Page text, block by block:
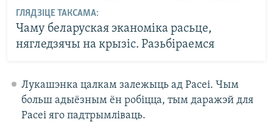
ГЛЯДЗІЦЕ ТАКСАМА:
Чаму беларуская эканоміка расьце,
нягледзячы на крызіс. Разьбіраемся
Лукашэнка цалкам залежыць ад Расеі. Чым
больш адыёзным ён робіцца, тым даражэй для
Расеі яго падтрымліваць.